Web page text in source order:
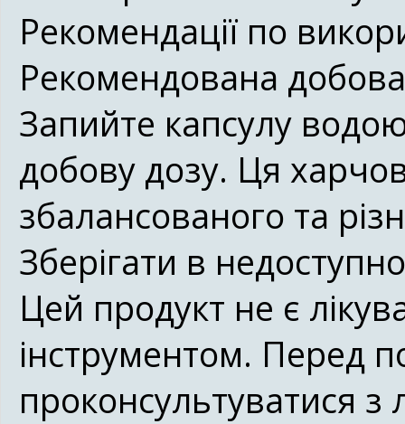
Рекомендації по
Рекомендована
Запийте капсулу
добову дозу. Ця
збалансованого та
Зберігати в
Цей продукт не є
інструментом. Перед
проконсультуватися з